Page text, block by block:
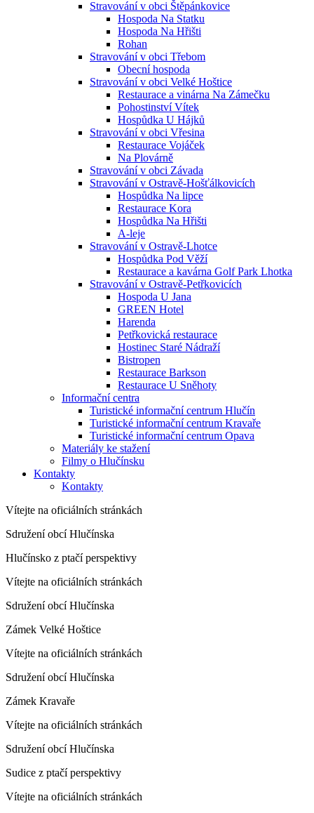
Stravování v obci Štěpánkovice
Hospoda Na Statku
Hospoda Na Hřišti
Rohan
Stravování v obci Třebom
Obecní hospoda
Stravování v obci Velké Hoštice
Restaurace a vinárna Na Zámečku
Pohostinství Vítek
Hospůdka U Hájků
Stravování v obci Vřesina
Restaurace Vojáček
Na Plovárně
Stravování v obci Závada
Stravování v Ostravě-Hošťálkovicích
Hospůdka Na lipce
Restaurace Kora
Hospůdka Na Hřišti
A-leje
Stravování v Ostravě-Lhotce
Hospůdka Pod Věží
Restaurace a kavárna Golf Park Lhotka
Stravování v Ostravě-Petřkovicích
Hospoda U Jana
GREEN Hotel
Harenda
Petřkovická restaurace
Hostinec Staré Nádraží
Bistropen
Restaurace Barkson
Restaurace U Sněhoty
Informační centra
Turistické informační centrum Hlučín
Turistické informační centrum Kravaře
Turistické informační centrum Opava
Materiály ke stažení
Filmy o Hlučínsku
Kontakty
Kontakty
Vítejte na oficiálních stránkách
Sdružení obcí Hlučínska
Hlučínsko z ptačí perspektivy
Vítejte na oficiálních stránkách
Sdružení obcí Hlučínska
Zámek Velké Hoštice
Vítejte na oficiálních stránkách
Sdružení obcí Hlučínska
Zámek Kravaře
Vítejte na oficiálních stránkách
Sdružení obcí Hlučínska
Sudice z ptačí perspektivy
Vítejte na oficiálních stránkách